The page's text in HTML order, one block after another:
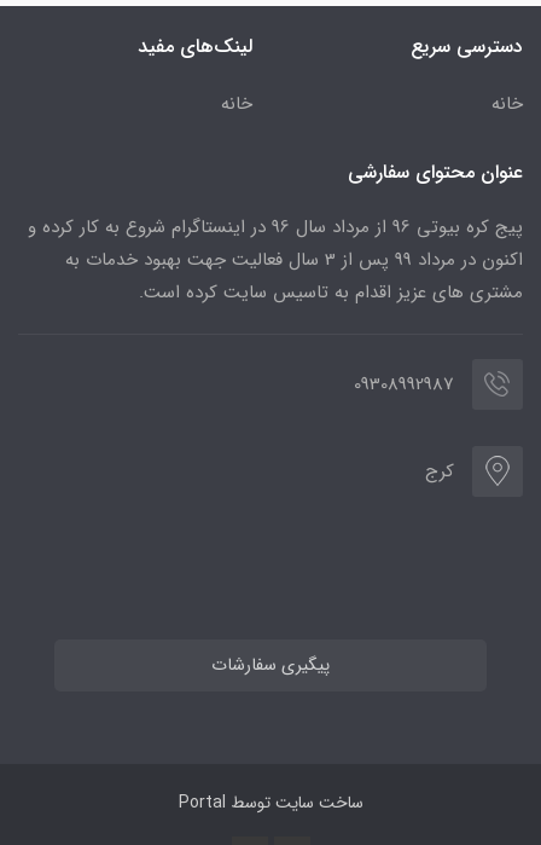
دسترسی سریع
خانه
لینک‌های مفید
خانه
عنوان محتوای سفارشی
پیج کره بیوتی 96 از مرداد سال 96 در اینستاگرام شروع به کار کرده و
اکنون در مرداد 99 پس از 3 سال فعالیت جهت بهبود خدمات به
مشتری های عزیز اقدام به تاسیس سایت کرده است.
09308992987
کرج
پیگیری سفارشات
ساخت سایت توسط Portal